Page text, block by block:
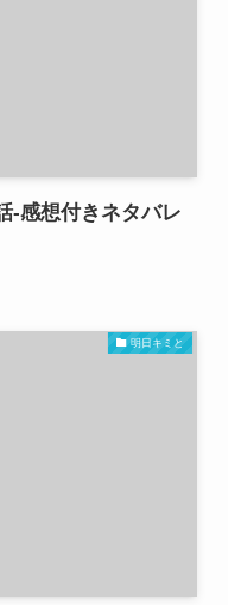
-感想付きネタバレ
明日キミと